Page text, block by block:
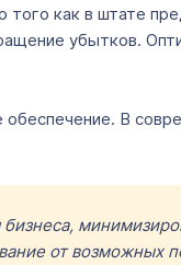
как в штате
убытков.
В
от возможных